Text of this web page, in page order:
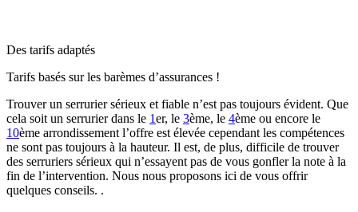
Des tarifs adaptés
Tarifs basés sur les barèmes d’assurances !
Trouver un serrurier sérieux et fiable n’est pas toujours évident. Que
cela soit un serrurier dans le 1er, le 3ème, le 4ème ou encore le
10ème arrondissement l’offre est élevée cependant les compétences
ne sont pas toujours à la hauteur. Il est, de plus, difficile de trouver
des serruriers sérieux qui n’essayent pas de vous gonfler la note à la
fin de l’intervention. Nous nous proposons ici de vous offrir
quelques conseils. .